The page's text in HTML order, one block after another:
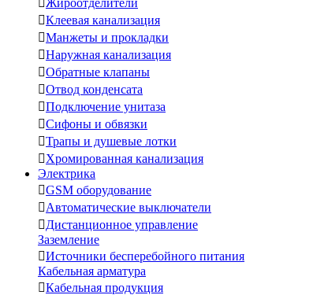
Жироотделители
Клеевая канализация
Манжеты и прокладки
Наружная канализация
Обратные клапаны
Отвод конденсата
Подключение унитаза
Сифоны и обвязки
Трапы и душевые лотки
Хромированная канализация
Электрика
GSM оборудование
Автоматические выключатели
Дистанционное управление
Заземление
Источники бесперебойного питания
Кабельная арматура
Кабельная продукция